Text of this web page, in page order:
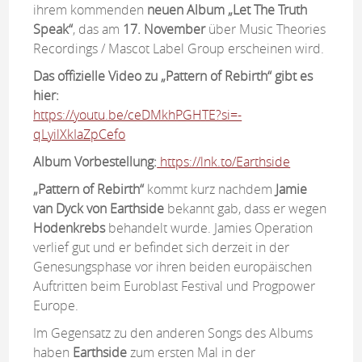
ihrem kommenden neuen Album „Let The Truth
Speak“, das am 17. Novemberüber Music Theories
Recordings / Mascot Label Group erscheinen wird.
Das offizielle Video zu „Pattern of Rebirth“ gibt es
hier:
https://youtu.be/ceDMkhPGHTE?si=-
qLyilXkIaZpCefo
Album Vorbestellung: https://lnk.to/Earthside
„Pattern of Rebirth“kommt kurz nachdem Jamie
van Dyck von Earthside bekannt gab, dass er wegen
Hodenkrebsbehandelt wurde. Jamies Operation
verlief gut und er befindet sich derzeit in der
Genesungsphase vor ihren beiden europäischen
Auftritten beim Euroblast Festival und Progpower
Europe.
Im Gegensatz zu den anderen Songs des Albums
haben Earthsidezum ersten Mal in der